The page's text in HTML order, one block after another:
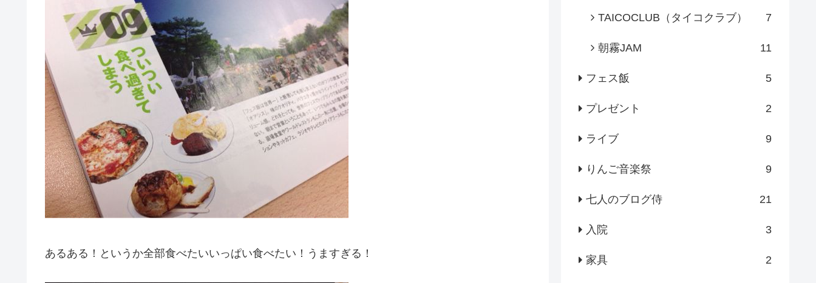
あるある！というか全部食べたいいっぱい食べたい！うますぎる！
TAICOCLUB（タイコクラブ） 7
朝霧JAM 11
フェス飯 5
プレゼント 2
ライブ 9
りんご音楽祭 9
七人のブログ侍 21
入院 3
家具 2